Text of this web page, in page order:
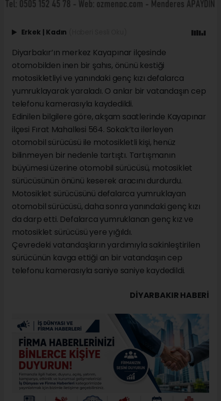
Erkek | Kadın
Diyarbakır’ın merkez Kayapınar ilçesinde
otomobilden inen bir şahıs, önünü kestiği
motosikletliyi ve yanındaki genç kızı defalarca
yumruklayarak yaraladı. O anlar bir vatandaşın cep
telefonu kamerasıyla kaydedildi.
Edinilen bilgilere göre, akşam saatlerinde Kayapınar
ilçesi Fırat Mahallesi 564. Sokak’ta ilerleyen
otomobil sürücüsü ile motosikletli kişi, henüz
bilinmeyen bir nedenle tartıştı. Tartışmanın
büyümesi üzerine otomobil sürücüsü, motosiklet
sürücüsünün önünü keserek aracını durdurdu.
Motosiklet sürücüsünü defalarca yumruklayan
otomobil sürücüsü, daha sonra yanındaki genç kızı
da darp etti. Defalarca yumruklanan genç kız ve
motosiklet sürücüsü yere yığıldı.
Çevredeki vatandaşların yardımıyla sakinleştirilen
sürücünün kavga ettiği an bir vatandaşın cep
telefonu kamerasıyla saniye saniye kaydedildi.
DIYARBAKIR HABERİ